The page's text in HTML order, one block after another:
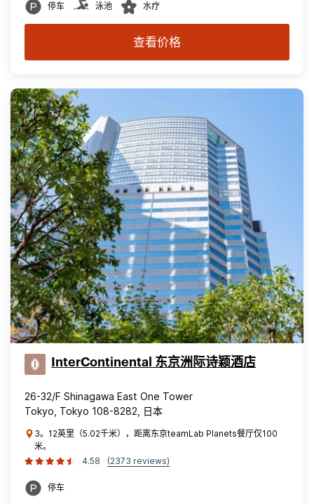
停车 泳池 水疗
查看价格
InterContinental 东京洲际诗颖酒店
26-32/F Shinagawa East One Tower
Tokyo, Tokyo 108-8282, 日本
3。12英里（5.02千米），距离东京teamLab Planets餐厅仅100
米。
4.58
(2373 reviews)
停车